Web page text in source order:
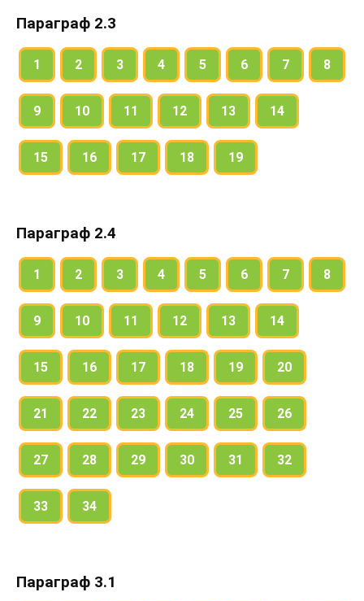
Параграф 2.3
1 2 3 4 5 6 7 8
9 10 11 12 13 14
15 16 17 18 19
Параграф 2.4
1 2 3 4 5 6 7 8
9 10 11 12 13 14
15 16 17 18 19 20
21 22 23 24 25 26
27 28 29 30 31 32
33 34
Параграф 3.1